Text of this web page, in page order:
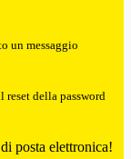
un messaggio
reset della password
posta elettronica!